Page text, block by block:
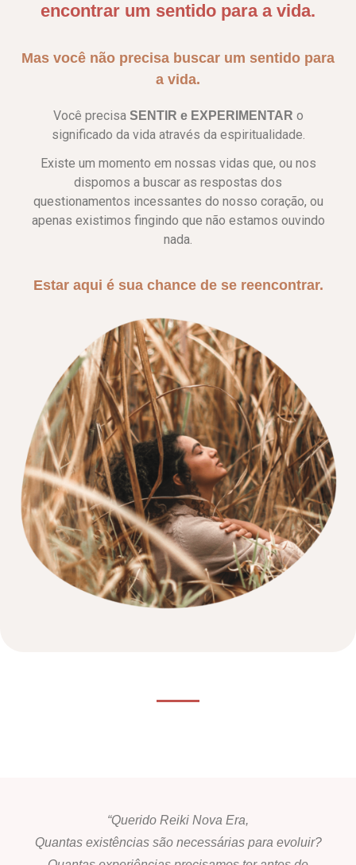
encontrar um sentido para a vida.
Mas você não precisa buscar um sentido para
a vida.
Você precisa SENTIR e EXPERIMENTAR o
significado da vida através da espiritualidade.
Existe um momento em nossas vidas que, ou nos
dispomos a buscar as respostas dos
questionamentos incessantes do nosso coração, ou
apenas existimos fingindo que não estamos ouvindo
nada.
Estar aqui é sua chance de se reencontrar.
“Querido Reiki Nova Era,
Quantas existências são necessárias para evoluir?